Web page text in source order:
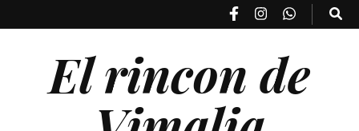
El rincon de